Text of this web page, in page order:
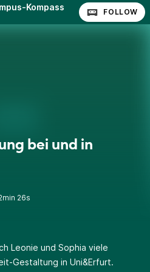
Kompass FOLLOW
bei und in
26s
Leonie und Sophia viele
Gestaltung in Uni&Erfurt.